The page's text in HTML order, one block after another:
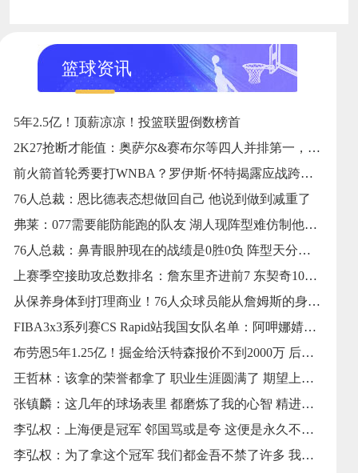
篮球资讯
5年2.5亿！顶薪凉凉！投篮联盟倒数榜首
2K27抢断才能值：奥萨尔&赛布尔等四人并排第一，伦纳德第八
前火箭首轮秀要打WNBA？罗伊斯·怀特揭露应战跨性别参赛规矩！
76人总裁：恩比德表态想做回自己 他说到做到减重了
弗莱：077需要能防能跑的队友 湖人现阵型难仿制他在独行侠的成功
76人总裁：鼻青眼肿现在的战绩是0胜0负 阵型天分异禀需求时刻来磨合
上赛季空接助攻总数排名：詹东里齐进前7 东契奇101个断档最高
从保养身体到打理商业！76人众球员能从詹姆斯的身上学到什么？
FIBA3x3系列赛CS Rapid站我国女队名单：阿呷娜婧、杨衡瑜在列
布劳恩5年1.25亿！掘金给沃特森报价不到2000万 后者归队已成定局
王哲林：该拿的荣誉都拿了 职业生涯圆满了 期望上海拿更多总冠军
张镇麟：这几年的球场表里 都磨炼了我的心智 精进了自己的球技
李弘权：上海便是冠军 邻国骂或是夸 这便是永久不能改动的
李弘权：为了拿这个冠军 我们都金吾不禁了许多 我没有陪同到家人